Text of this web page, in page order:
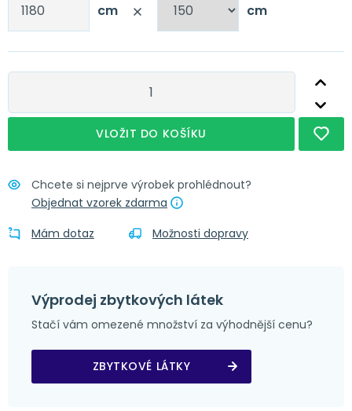
Obšití + řasící stuha Nápověda
Obšití + narážecí kroužky 4 cm Nápověda
Obšití + poutka 4x8 cm Nápověda
cm cm
VLOŽIT DO KOŠÍKU
Chcete si nejprve výrobek prohlédnout?
Objednat vzorek zdarma
Mám dotaz
Možnosti dopravy
Výprodej zbytkových látek
Stačí vám omezené množství za výhodnější cenu?
ZBYTKOVÉ LÁTKY